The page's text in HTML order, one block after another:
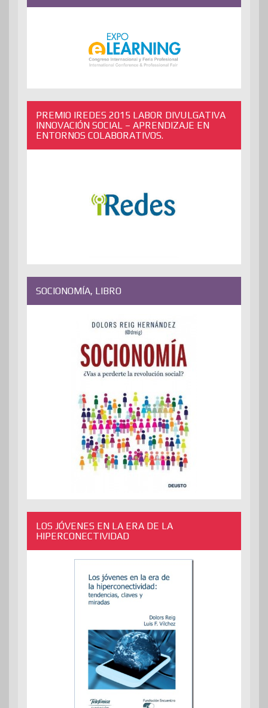
PREMIO IREDES 2015 LABOR DIVULGATIVA
INNOVACIÓN SOCIAL – APRENDIZAJE EN
ENTORNOS COLABORATIVOS.
SOCIONOMÍA, LIBRO
LOS JÓVENES EN LA ERA DE LA
HIPERCONECTIVIDAD